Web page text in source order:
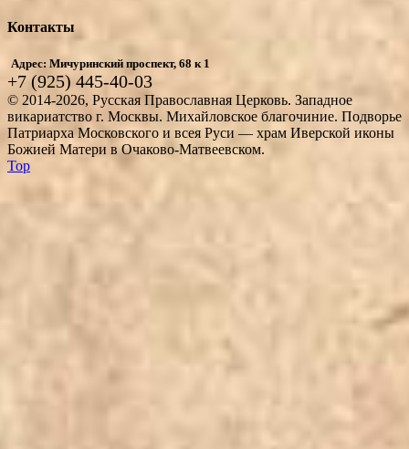
Контакты
Адрес: Мичуринский проспект, 68 к 1
+7 (925) 445-40-03
© 2014-2026, Русская Православная Церковь. Западное
викариатство г. Москвы. Михайловское благочиние. Подворье
Патриарха Московского и всея Руси — храм Иверской иконы
Божией Матери в Очаково-Матвеевском.
Top